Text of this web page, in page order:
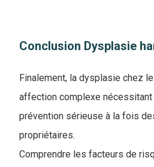
Conclusion Dysplasie
Finalement, la dysplasie chez
affection complexe nécessitant
prévention sérieuse à la fois
propriétaires.
Comprendre les facteurs de